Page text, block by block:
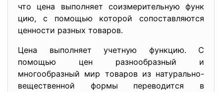
что цена выполняет соизмерительную функ
цию, с помощью которой сопоставляются
ценности разных товаров.
Цена выполняет учетную функцию. С
помощью цен разнообразный и
многообразный мир товаров из натурально-
вещественной формы переводится в